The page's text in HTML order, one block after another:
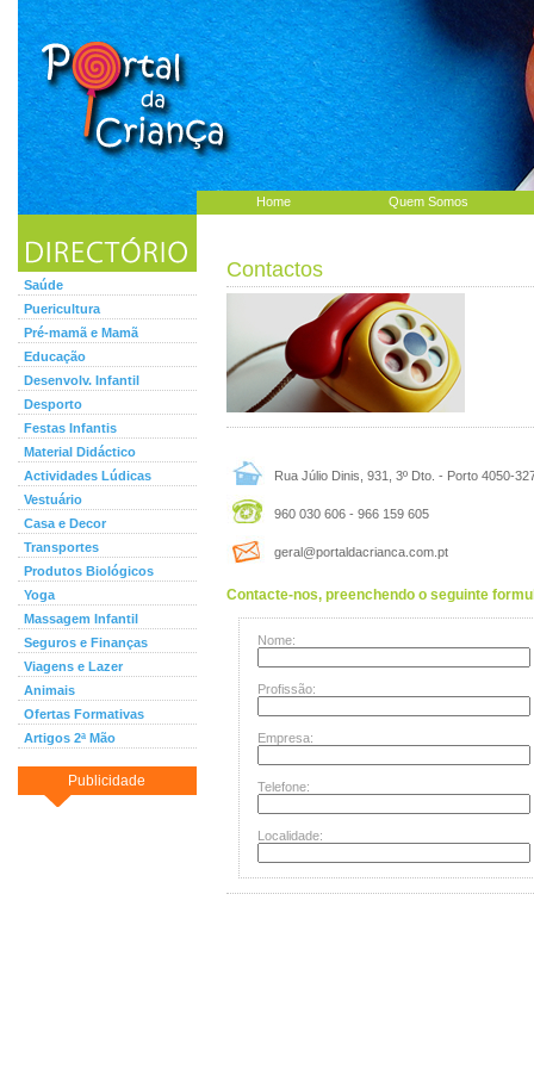
Home Quem Somos
Saúde
Puericultura
Pré-mamã e Mamã
Educação
Desenvolv. Infantil
Desporto
Festas Infantis
Material Didáctico
Actividades Lúdicas
Vestuário
Casa e Decor
Transportes
Produtos Biológicos
Yoga
Massagem Infantil
Seguros e Finanças
Viagens e Lazer
Animais
Ofertas Formativas
Artigos 2ª Mão
Publicidade
Contactos
Rua Júlio Dinis, 931, 3º Dto. - Porto 4050-
960 030 606 - 966 159 605
geral@portaldacrianca.com.pt
Contacte-nos, preenchendo o seguinte
Nome:
Profissão:
Empresa:
Telefone:
Localidade: